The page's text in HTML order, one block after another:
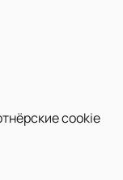
cookie